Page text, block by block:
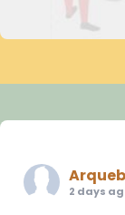
2 days